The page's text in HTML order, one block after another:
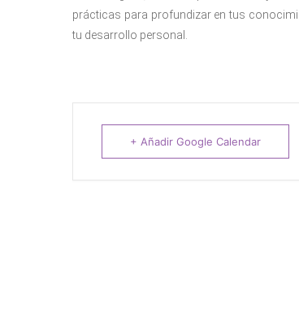
prácticas para profundizar en tus
tu desarrollo personal.
+ Añadir Google Calendar